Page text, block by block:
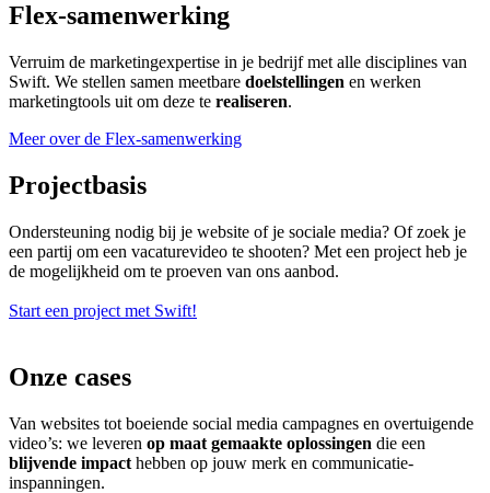
Flex-samenwerking​
Verruim de marketingexpertise in je bedrijf met alle disciplines van
Swift. We stellen samen meetbare doelstellingen en werken
marketingtools uit om deze te realiseren.
Meer over de Flex-samenwerking
Projectbasis
Ondersteuning nodig bij je website of je sociale media? Of zoek je
een partij om een vacaturevideo te shooten? Met een project heb je
de mogelijkheid om te proeven van ons aanbod.
Start een project met Swift!
Onze cases
Van websites tot boeiende social media campagnes en overtuigende
video’s: we leveren op maat gemaakte oplossingen die een
blijvende impact hebben op jouw merk en communicatie-
inspanningen.